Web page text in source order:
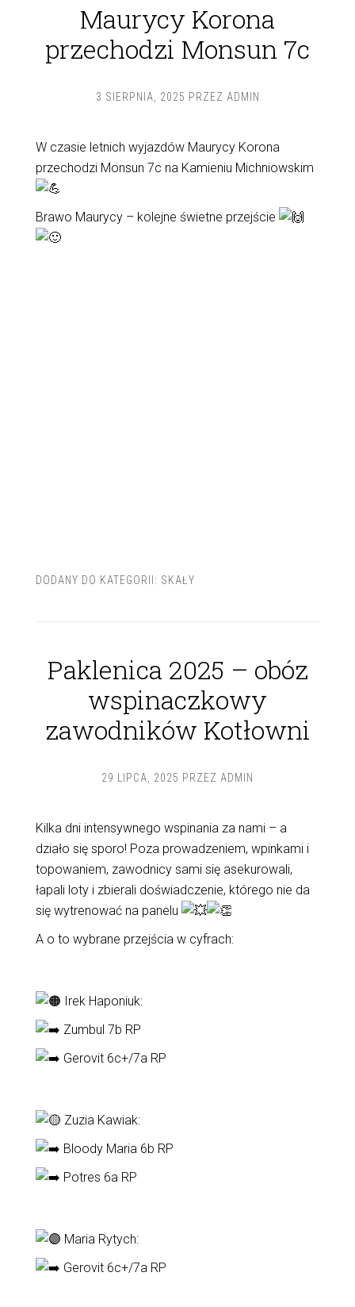
Maurycy Korona
przechodzi Monsun 7c
3 SIERPNIA, 2025 PRZEZ ADMIN
W czasie letnich wyjazdów Maurycy Korona
przechodzi Monsun 7c na Kamieniu Michniowskim
Brawo Maurycy – kolejne świetne przejście
DODANY DO KATEGORII: SKAŁY
Paklenica 2025 – obóz
wspinaczkowy
zawodników Kotłowni
29 LIPCA, 2025 PRZEZ ADMIN
Kilka dni intensywnego wspinania za nami – a
działo się sporo! Poza prowadzeniem, wpinkami i
topowaniem, zawodnicy sami się asekurowali,
łapali loty i zbierali doświadczenie, którego nie da
się wytrenować na panelu
A o to wybrane przejścia w cyfrach:
Irek Haponiuk:
Zumbul 7b RP
Gerovit 6c+/7a RP
Zuzia Kawiak:
Bloody Maria 6b RP
Potres 6a RP
Maria Rytych:
Gerovit 6c+/7a RP